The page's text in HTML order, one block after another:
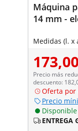
Máquina
14 mm -
Medidas (l. x
Precio más
descuento:
Oferta
Precio
Disponible
ENTREGA